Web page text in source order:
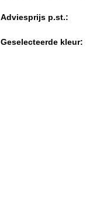
Adviesprijs p.st.:
Geselecteerde kleur: